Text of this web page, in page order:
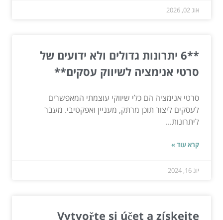
אוג 02, 2026
**6 יתרונות גדולים ולא ידועים של
סרטי אנימציה לשיווק עסקים**
סרטי אנימציה הם כלי שיווקי עוצמתי המאפשרים
לעסקים ליצור תוכן מרתק, מעניין ואפקטיבי. מעבר
ליתרונות...
קרא עוד »
יונ 16, 2024
Vytvořte si účet a získejte